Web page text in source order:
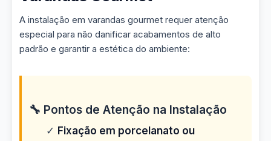
A instalação em varandas gourmet requer atenção
especial para não danificar acabamentos de alto
padrão e garantir a estética do ambiente:
🔧 Pontos de Atenção na Instalação
✓ Fixação em porcelanato ou